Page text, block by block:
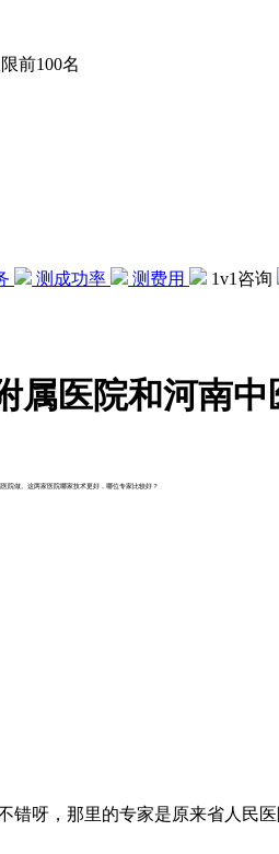
前100名
测成功率 测费用 1v1咨询
属医院和河南
院做。这两家医院哪家技术更好，哪位专家比较好？
错呀，那里的专家是原来省人民